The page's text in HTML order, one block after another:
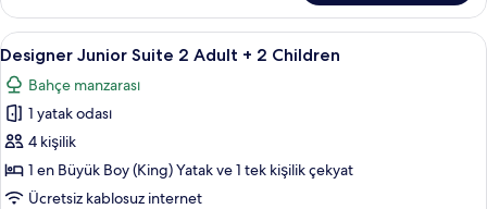
fotoğrafları
görün
2
Adults
+
Children
hakkında
fazla
detay
Designer
Junior
Suite
2
Adult
+
2
Ücretsiz minibar, odada kasa, masa,
5
Designer Junior Suite 2 Adult + 2 Children
Bahçe manzarası
1 yatak odası
4 kişilik
1 en Büyük Boy (King) Yatak ve 1 tek kişilik çekyat
Ücretsiz kablosuz internet